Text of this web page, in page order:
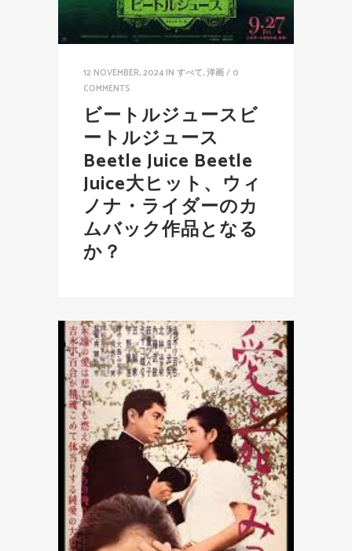
12 NOVEMBER, 2024 IN すべて,洋画/ 0
COMMENTS
ビートルジュースビ
ートルジュース
Beetle Juice Beetle
Juice大ヒット、ウィ
ノナ・ライダーのカ
ムバック作品となる
か？